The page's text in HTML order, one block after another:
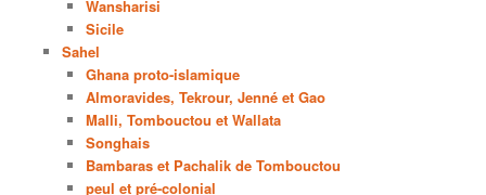
Wansharisi
Sicile
Sahel
Ghana proto-islamique
Almoravides, Tekrour, Jenné et Gao
Malli, Tombouctou et Wallata
Songhais
Bambaras et Pachalik de Tombouctou
peul et pré-colonial